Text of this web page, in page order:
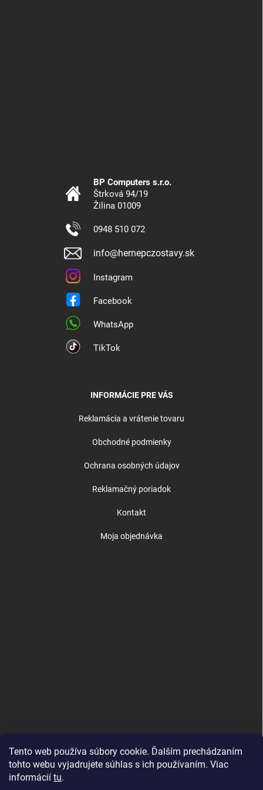
Tento web používa súbory cookie. Ďalším prechádzaním
tohto webu vyjadrujete súhlas s ich používaním. Viac
informácií tu.
BP Computers s.r.o.
Štrková 94/19
Žilina 01009
0948 510 072
info@hernepczostavy.sk
Instagram
Facebook
WhatsApp
TikTok
INFORMÁCIE PRE VÁS
Reklamácia a vrátenie tovaru
Obchodné podmienky
Ochrana osobných údajov
Reklamačný poriadok
Kontakt
Moja objednávka